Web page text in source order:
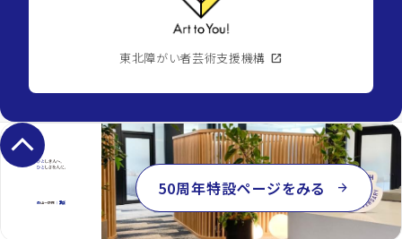
東北障がい者芸術支援機構 open_in_new
keyboard_arrow_up
50周年特設ページをみる arrow_forward